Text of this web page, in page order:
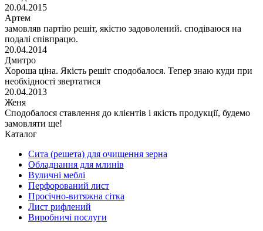
20.04.2015
Артем
замовляв партію решіт, якістю задоволений. сподіваюся на
подалі співпрацю.
20.04.2014
Дмитро
Хороша ціна. Якість решіт сподобалося. Тепер знаю куди при
необхідності звертатися
20.04.2013
Женя
Сподобалося ставлення до клієнтів і якість продукції, будемо
замовляти ще!
Каталог
Сита (решета) для очищення зерна
Обладнання для млинів
Вуличні меблі
Перфорований лист
Просічно-витяжна сітка
Лист рифлений
Виробничі послуги